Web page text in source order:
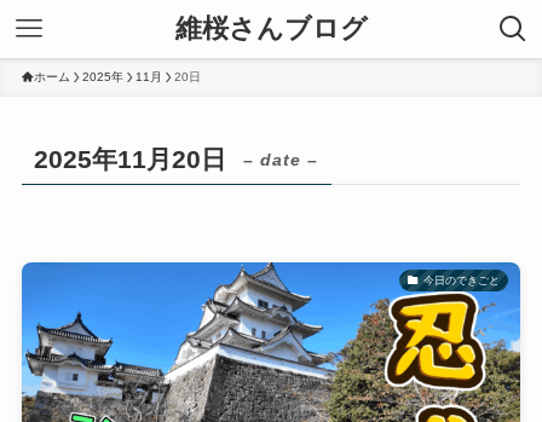
維桜さんブログ
ホーム 2025年 11月 20日
2025年11月20日 – date –
今日のできごと